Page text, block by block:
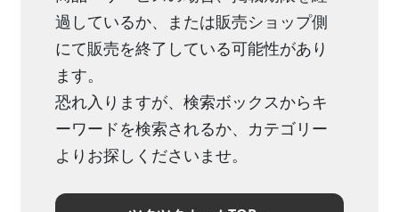
過しているか、または販売ショップ側
にて販売を終了している可能性があり
ます。
恐れ入りますが、検索ボックスからキ
ーワードを検索されるか、カテゴリー
よりお探しくださいませ。